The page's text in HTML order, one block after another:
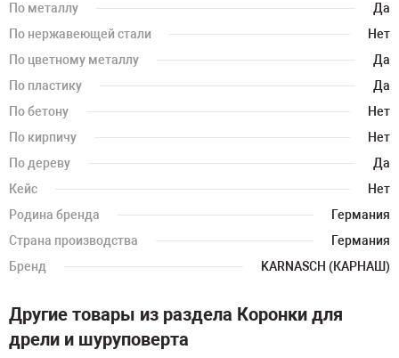
По металлу
Да
По нержавеющей стали
Нет
По цветному металлу
Да
По пластику
Да
По бетону
Нет
По кирпичу
Нет
По дереву
Да
Кейс
Нет
Родина бренда
Германия
Страна производства
Германия
Бренд
KARNASCH (КАРНАШ)
Другие товары из раздела Коронки для
дрели и шуруповерта